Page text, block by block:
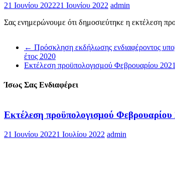
21 Ιουνίου 202221 Ιουνίου 2022 admin
Σας ενημερώνουμε ότι δημοσιεύτηκε η εκτέλεση
← Πρόσκληση εκδήλωσης ενδιαφέροντος
έτος 2020
Εκτέλεση προϋπολογισμού Φεβρουαρίου 2021
Ίσως Σας Ενδιαφέρει
Εκτέλεση προϋπολογισμού Φεβρουαρίου
21 Ιουνίου 20221 Ιουλίου 2022 admin